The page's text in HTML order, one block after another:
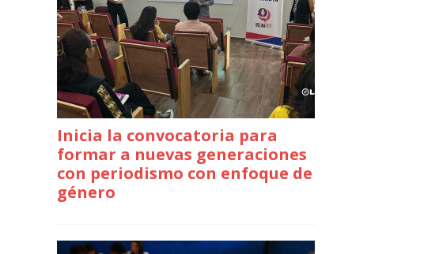
Inicia la convocatoria para
formar a nuevas generaciones
con periodismo con enfoque de
género